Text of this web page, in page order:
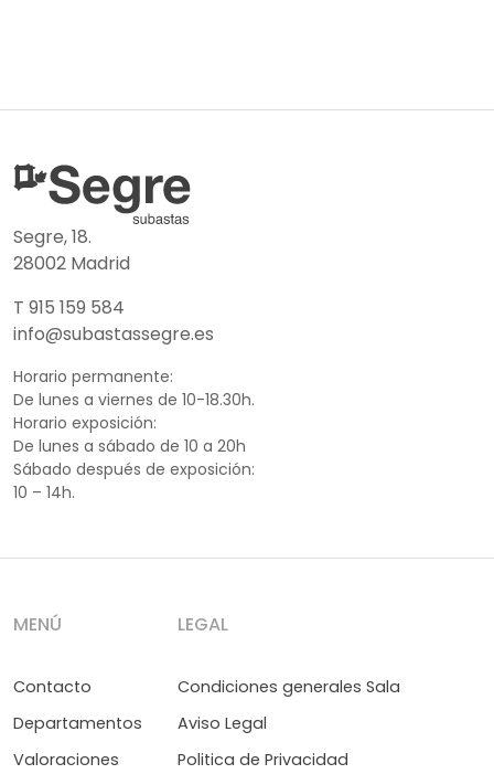
Segre, 18.
28002 Madrid
T 915 159 584
info@subastassegre.es
Horario permanente:
De lunes a viernes de 10-18.30h.
Horario exposición:
De lunes a sábado de 10 a 20h
Sábado después de exposición:
10 – 14h.
MENÚ
Contacto
Departamentos
Valoraciones
LEGAL
Condiciones generales Sala
Aviso Legal
Politica de Privacidad